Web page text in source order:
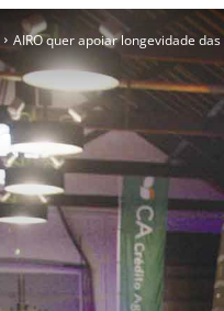
AIRO quer apoiar longevidade